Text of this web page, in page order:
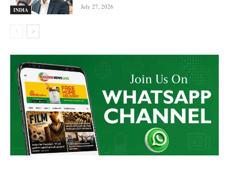
INDIA July 27, 2026